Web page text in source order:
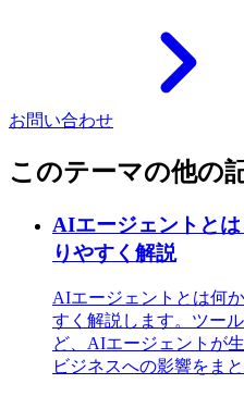
お問い合わせ
このテーマの他の
AIエージェントと
りやすく解説
AIエージェントとは何
すく解説します。ツー
ど、AIエージェントが
ビジネスへの影響をま